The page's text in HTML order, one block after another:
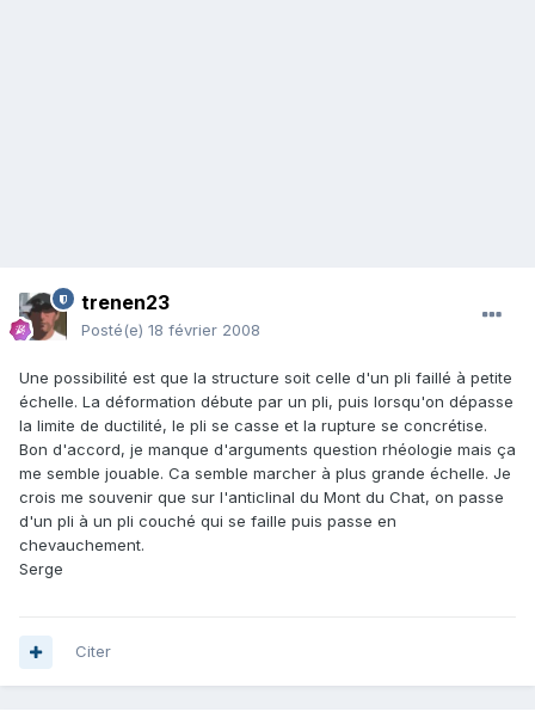
trenen23
Posté(e) 18 février 2008
Une possibilité est que la structure soit celle d'un pli faillé à petite
échelle. La déformation débute par un pli, puis lorsqu'on dépasse
la limite de ductilité, le pli se casse et la rupture se concrétise.
Bon d'accord, je manque d'arguments question rhéologie mais ça
me semble jouable. Ca semble marcher à plus grande échelle. Je
crois me souvenir que sur l'anticlinal du Mont du Chat, on passe
d'un pli à un pli couché qui se faille puis passe en
chevauchement.
Serge
Citer